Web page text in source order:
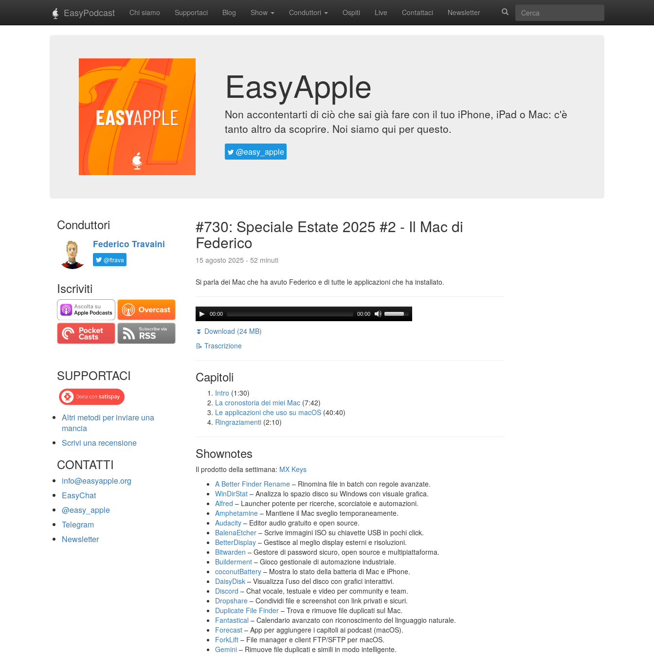
EasyPodcast Chi siamo Supportaci Blog Show Conduttori Ospiti Live Contattaci Newsletter
EasyApple
Non accontentarti di ciò che sai già fare con il tuo iPhone, iPad o Mac: c'è
tanto altro da scoprire. Noi siamo qui per questo.
@easy_apple
Conduttori
Federico Travaini
@ftrava
Iscriviti
SUPPORTACI
Altri metodi per inviare una
mancia
Scrivi una recensione
CONTATTI
info@easyapple.org
EasyChat
@easy_apple
Telegram
Newsletter
#730: Speciale Estate 2025 #2 - Il Mac di
Federico
15 agosto 2025 - 52 minuti
Si parla dei Mac che ha avuto Federico e di tutte le applicazioni che ha installato.
00:00 00:00
⏬ Download (24 MB)
📝 Trascrizione
Capitoli
Intro (1:30)
La cronostoria dei miei Mac (7:42)
Le applicazioni che uso su macOS (40:40)
Ringraziamenti (2:10)
Shownotes
Il prodotto della settimana: MX Keys
A Better Finder Rename – Rinomina file in batch con regole avanzate.
WinDirStat – Analizza lo spazio disco su Windows con visuale grafica.
Alfred – Launcher potente per ricerche, scorciatoie e automazioni.
Amphetamine – Mantiene il Mac sveglio temporaneamente.
Audacity – Editor audio gratuito e open source.
BalenaEtcher – Scrive immagini ISO su chiavette USB in pochi click.
BetterDisplay – Gestisce al meglio display esterni e risoluzioni.
Bitwarden – Gestore di password sicuro, open source e multipiattaforma.
Builderment – Gioco gestionale di automazione industriale.
coconutBattery – Mostra lo stato della batteria di Mac e iPhone.
DaisyDisk – Visualizza l’uso del disco con grafici interattivi.
Discord – Chat vocale, testuale e video per community e team.
Dropshare – Condividi file e screenshot con link privati e sicuri.
Duplicate File Finder – Trova e rimuove file duplicati sul Mac.
Fantastical – Calendario avanzato con riconoscimento del linguaggio naturale.
Forecast – App per aggiungere i capitoli ai podcast (macOS).
ForkLift – File manager e client FTP/SFTP per macOS.
Gemini – Rimuove file duplicati e simili in modo intelligente.